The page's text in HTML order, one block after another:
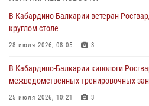
мировой войне 1914-1918 годов
01 августа 2026, 07:30
поздравил специалистов
праздником
01 августа 2026, 00:10
В Кабардино-Балкарии ветеран
круглом столе
28 июля 2026, 08:05 3
В Кабардино-Балкарии кинологи
межведомственных тренировочных
25 июля 2026, 10:21 3